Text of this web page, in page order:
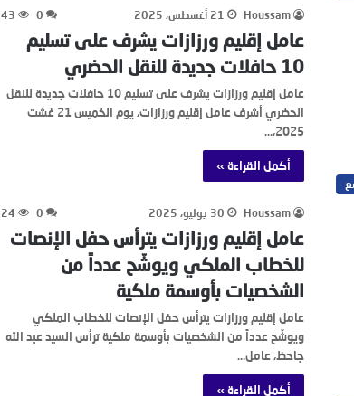
Houssam 21 أغسطس، 2025 0
43
عامل إقليم ورزازات يشرف على تسليم
10 حافلات جديدة للنقل الحضري
عامل إقليم ورزازات يشرف على تسليم 10 حافلات جديدة للنقل
الحضري أشرف عامل إقليم ورزازات، يوم الخميس 21 غشت
2025،…
أكمل القراءة »
Houssam 30 يوليو، 2025 0
24
عامل إقليم ورزازات يترأس حفل الإنصات
للخطاب الملكي ويوشّح عدداً من
الشخصيات بأوسمة ملكية
عامل إقليم ورزازات يترأس حفل الإنصات للخطاب الملكي
ويوشّح عدداً من الشخصيات بأوسمة ملكية ترأس السيد عبد الله
جاحظ، عامل…
أكمل القراءة »